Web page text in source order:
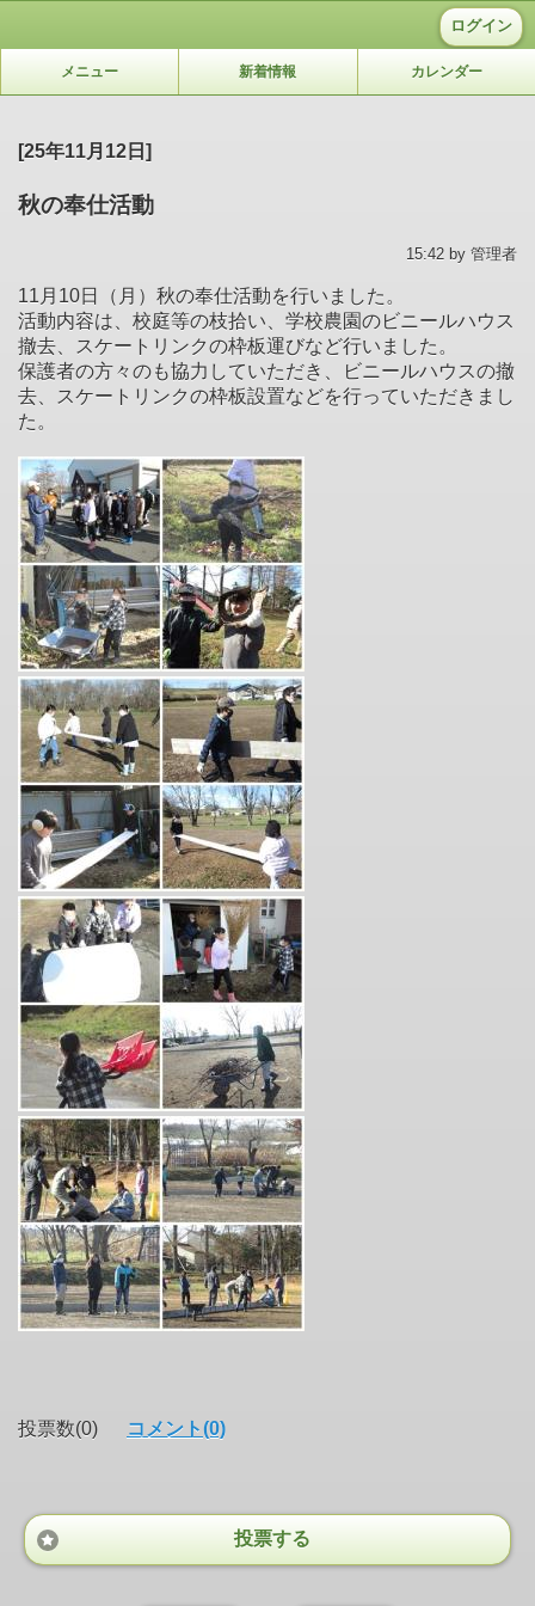
ログイン
メニュー 新着情報 カレンダー
[25年11月12日]
秋の奉仕活動
15:42 by 管理者
11月10日（月）秋の奉仕活動を行いました。
活動内容は、校庭等の枝拾い、学校農園のビニールハウス
撤去、スケートリンクの枠板運びなど行いました。
保護者の方々のも協力していただき、ビニールハウスの撤
去、スケートリンクの枠板設置などを行っていただきまし
た。
投票数(0) コメント(0)
投票する